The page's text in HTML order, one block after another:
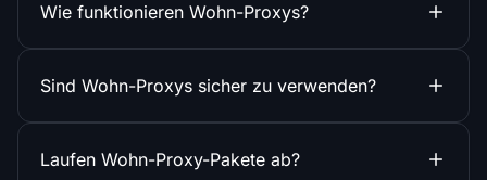
Wie funktionieren Wohn-Proxys?
Sind Wohn-Proxys sicher zu verwenden?
Laufen Wohn-Proxy-Pakete ab?